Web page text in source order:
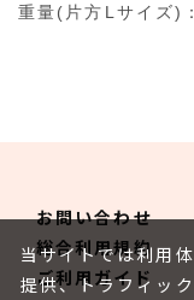
重量(片方Lサイズ)
お問い合わせ
総合利用規約
ご利用ガイド
当サイトでは利用
提供、トラフィッ